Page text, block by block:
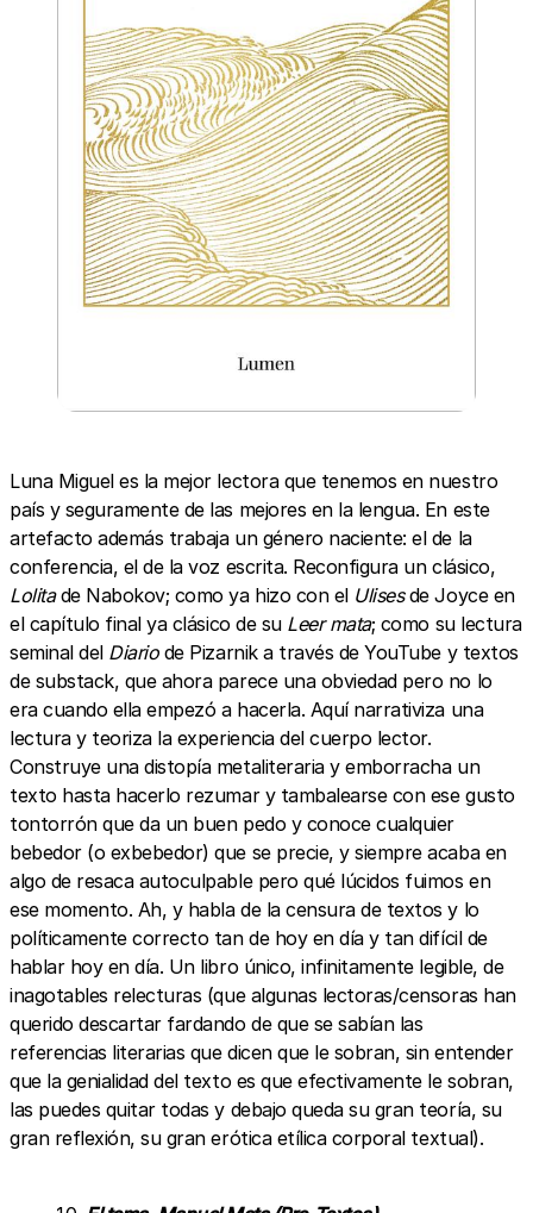
Luna Miguel es la mejor lectora que tenemos en nuestro
país y seguramente de las mejores en la lengua. En este
artefacto además trabaja un género naciente: el de la
conferencia, el de la voz escrita. Reconfigura un clásico,
Lolitade Nabokov; como ya hizo con el Ulisesde Joyce en
el capítulo final ya clásico de su Leer mata; como su lectura
seminal del Diario de Pizarnik a través de YouTube y textos
de substack, que ahora parece una obviedad pero no lo
era cuando ella empezó a hacerla. Aquí narrativiza una
lectura y teoriza la experiencia del cuerpo lector.
Construye una distopía metaliteraria y emborracha un
texto hasta hacerlo rezumar y tambalearse con ese gusto
tontorrón que da un buen pedo y conoce cualquier
bebedor (o exbebedor) que se precie, y siempre acaba en
algo de resaca autoculpable pero qué lúcidos fuimos en
ese momento. Ah, y habla de la censura de textos y lo
políticamente correcto tan de hoy en día y tan difícil de
hablar hoy en día. Un libro único, infinitamente legible, de
inagotables relecturas (que algunas lectoras/censoras han
querido descartar fardando de que se sabían las
referencias literarias que dicen que le sobran, sin entender
que la genialidad del texto es que efectivamente le sobran,
las puedes quitar todas y debajo queda su gran teoría, su
gran reflexión, su gran erótica etílica corporal textual).